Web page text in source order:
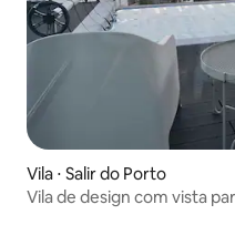
Vila ⋅ Salir do Porto
Vila de design com vista